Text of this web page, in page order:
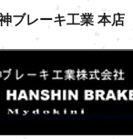
ブレーキ工業 本店